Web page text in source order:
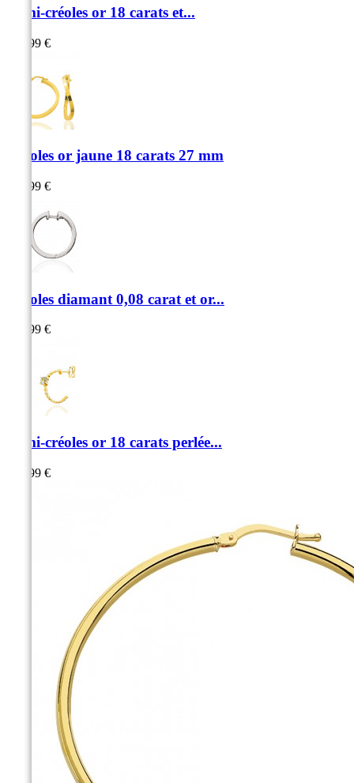
Demi-créoles or 18 carats et...
329,99 €
Créoles or jaune 18 carats 27 mm
479,99 €
Créoles diamant 0,08 carat et or...
979,99 €
Demi-créoles or 18 carats perlée...
389,99 €